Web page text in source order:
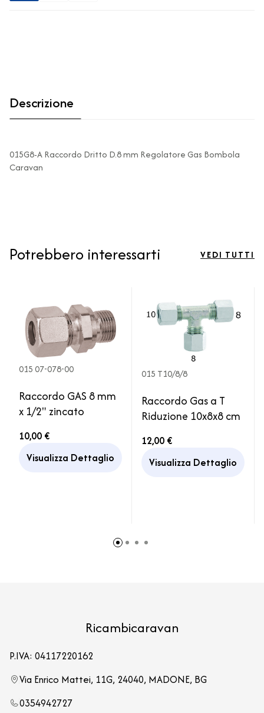
Descrizione
015G8-A Raccordo Dritto D.8 mm Regolatore Gas Bombola
Caravan
Potrebbero interessarti VEDI TUTTI
015 07-078-00
Raccordo GAS 8 mm
x 1/2" zincato
10,00 €
Visualizza Dettaglio
015 T10/8/8
Raccordo Gas a T
Riduzione 10x8x8 cm
12,00 €
Visualizza Dettaglio
Ricambicaravan
P.IVA: 04117220162
Via Enrico Mattei, 11G, 24040, MADONE, BG
0354942727